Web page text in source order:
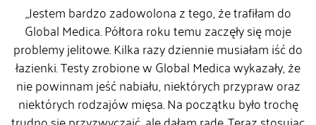
„Jestem bardzo zadowolona z tego, że trafiłam do
Global Medica. Półtora roku temu zaczęły się moje
problemy jelitowe. Kilka razy dziennie musiałam iść do
łazienki. Testy zrobione w Global Medica wykazały, że
nie powinnam jeść nabiału, niektórych przypraw oraz
niektórych rodzajów mięsa. Na początku było trochę